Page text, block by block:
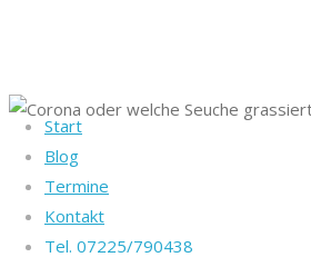
Start
Blog
Termine
Kontakt
Tel. 07225/790438
Gesundheit